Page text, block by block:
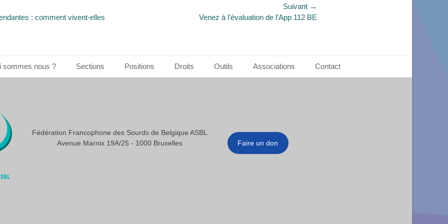
: comment vivent-elles
Suivant →
Venez à l’évaluation de l’App 112 BE
sommes nous ? Sections Positions Droits Outils Associations Contact
Fédération Francophone des Sourds de Belgique ASBL
Avenue Marnix 19A/25 - 1000 Bruxelles
Faire un don